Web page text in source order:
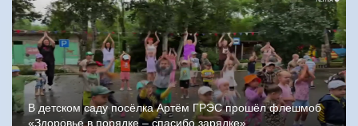
В детском саду посёлка Артём ГРЭС прошёл флешмоб
«Здоровье в порядке – спасибо зарядке»